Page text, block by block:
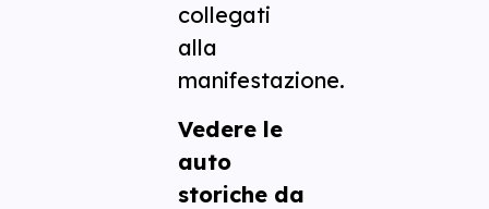
collegati
alla
manifestazione.
Vedere le
auto
storiche da